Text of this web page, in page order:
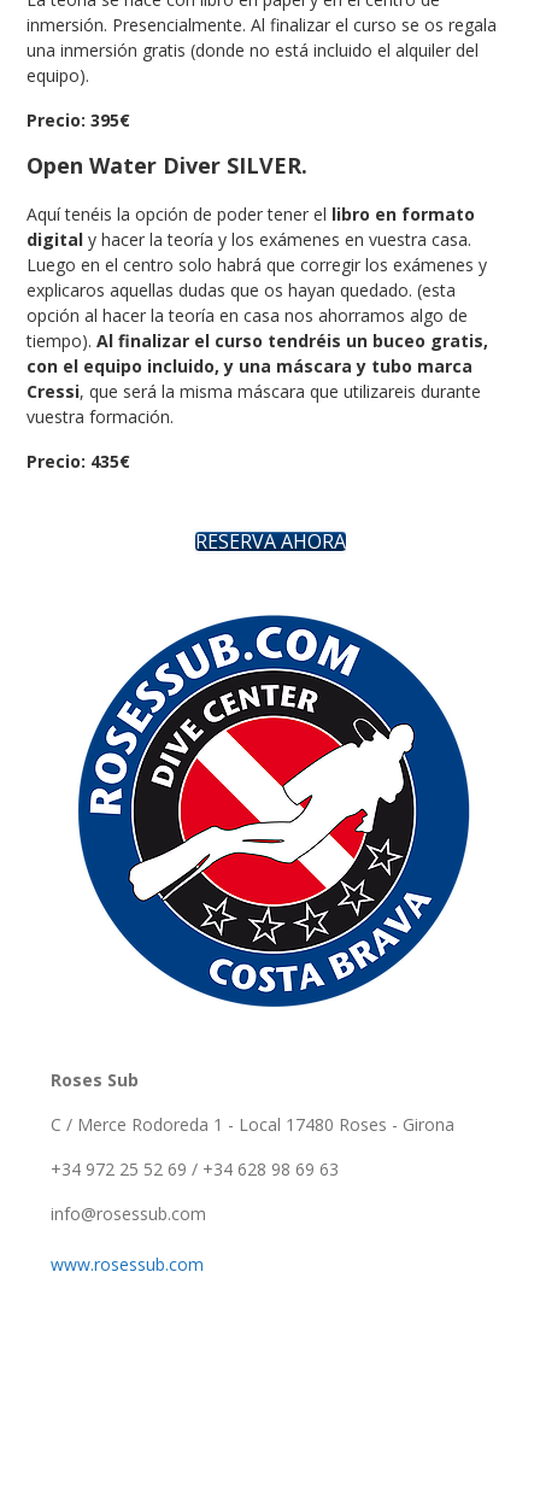
inmersión. Presencialmente. Al finalizar el curso se os regala
una inmersión gratis (donde no está incluido el alquiler del
equipo).
Precio: 395€
Open Water Diver SILVER.
Aquí tenéis la opción de poder tener el libro en formato
digital y hacer la teoría y los exámenes en vuestra casa.
Luego en el centro solo habrá que corregir los exámenes y
explicaros aquellas dudas que os hayan quedado. (esta
opción al hacer la teoría en casa nos ahorramos algo de
tiempo).Al finalizar el curso tendréis un buceo gratis,
con el equipo incluido, y una máscara y tubo marca
Cressi, que será la misma máscara que utilizareis durante
vuestra formación.
Precio: 435€
RESERVA AHORA
Roses Sub
C / Merce Rodoreda 1 - Local 17480 Roses - Girona
+34 972 25 52 69 / +34 628 98 69 63
info@rosessub.com
www.rosessub.com